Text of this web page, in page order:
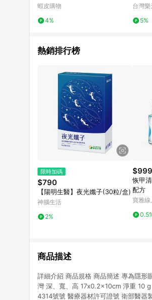
惡魔 仙子毛 超自然仿真 睫毛贴
蝦皮購物
4%
單
台灣
5%
熱銷排行榜
限時加碼
$790
【陽明生醫】夜光孅子(30粒/盒)
神腦生活
2%
$999
恢甲
配方
寶雅線
商品描述
詳細介紹 商品規格 商品簡述 專為隱形
灣 深、寬、高 17x0.2x10cm 淨重 10
4314號號 醫療器材許可證號 衛部醫器